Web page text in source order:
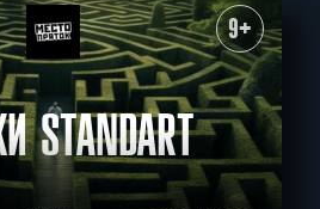
9+
STANDART